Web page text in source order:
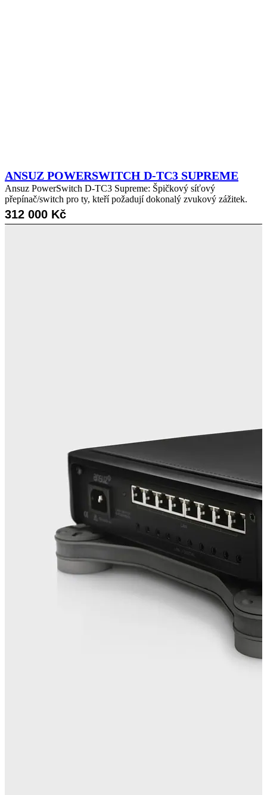
ANSUZ POWERSWITCH D-TC3 SUPREME
Ansuz PowerSwitch D-TC3 Supreme: Špičkový síťový
přepínač/switch pro ty, kteří požadují dokonalý zvukový zážitek.
312 000 Kč